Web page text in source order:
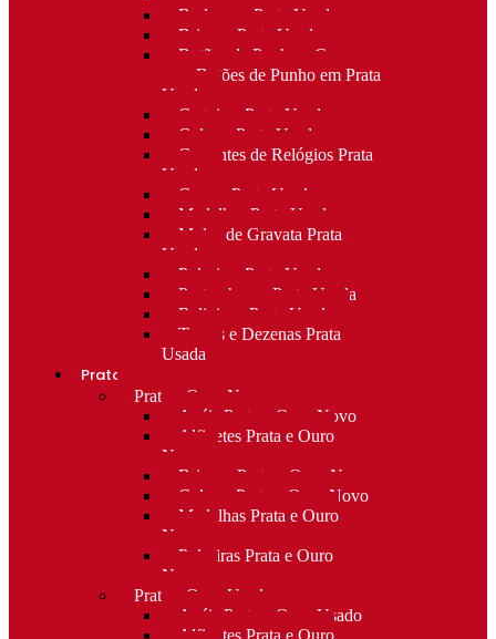
Berloques Prata Usada
Brincos Prata Usada
Botões de Punho e Capas
para Botões de Punho em Prata
Usada
Carteiras Prata Usada
Colares Prata Usada
Correntes de Relógios Prata
Usada
Cruzes Prata Usada
Medalhas Prata Usada
Molas de Gravata Prata
Usada
Pulseiras Prata Usada
Porta-chaves Prata Usada
Religioso Prata Usada
Terços e Dezenas Prata
Usada
Prata e ouro
Prata e Ouro Novo
Anéis Prata e Ouro Novo
Alfinetes Prata e Ouro
Novo
Brincos Prata e Ouro Novo
Colares Prata e Ouro Novo
Medalhas Prata e Ouro
Novo
Pulseiras Prata e Ouro
Novo
Prata e Ouro Usado
Anéis Prata e Ouro Usado